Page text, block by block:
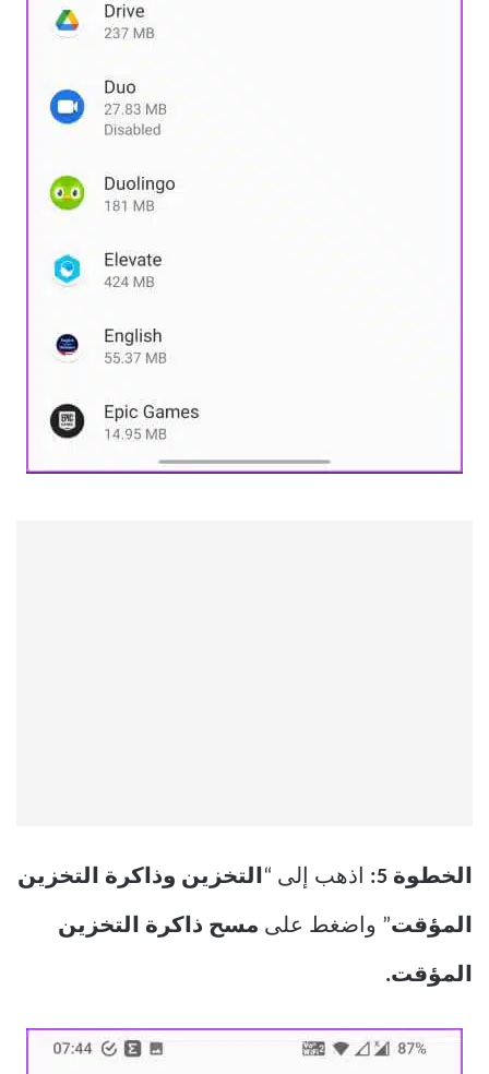
الخطوة 5: اذهب إلى “التخزين وذاكرة التخزين
المؤقت” واضغط على مسح ذاكرة التخزين
المؤقت.